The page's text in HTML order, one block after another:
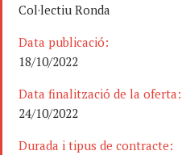
Col·lectiu Ronda
Data publicació:
18/10/2022
Data finalització de la oferta:
24/10/2022
Durada i tipus de contracte: